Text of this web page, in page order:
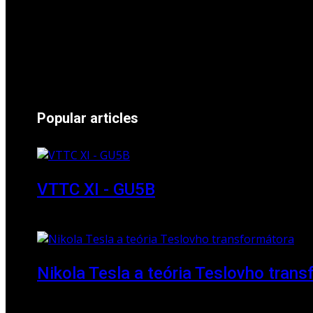
Popular articles
VTTC XI - GU5B
Nikola Tesla a teória Teslovho